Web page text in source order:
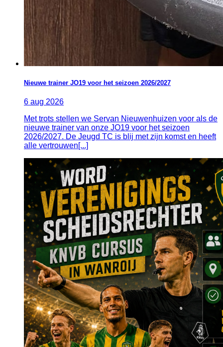
Nieuwe trainer JO19 voor het seizoen 2026/2027
6 aug 2026
Met trots stellen we Servan Nieuwenhuizen voor als de
nieuwe trainer van onze JO19 voor het seizoen
2026/2027. De Jeugd TC is blij met zijn komst en heeft
alle vertrouwen[...]